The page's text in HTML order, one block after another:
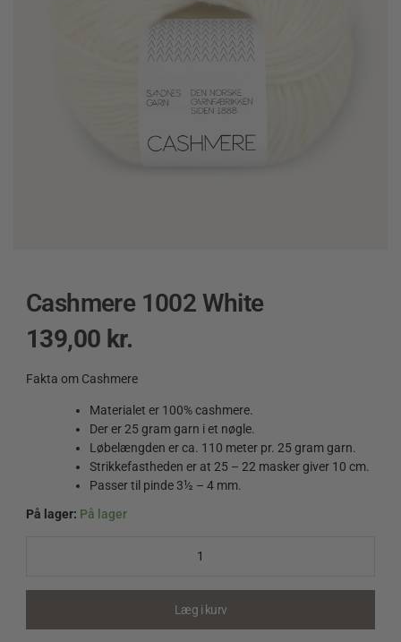
Cashmere 1002 White
139,00 kr.
Fakta om Cashmere
Materialet er 100% cashmere.
Der er 25 gram garn i et nøgle.
Løbelængden er ca. 110 meter pr. 25 gram garn.
Strikkefastheden er at 25 – 22 masker giver 10 cm.
Passer til pinde 3½ – 4 mm.
På lager: På lager
Cashmere
Læg i kurv